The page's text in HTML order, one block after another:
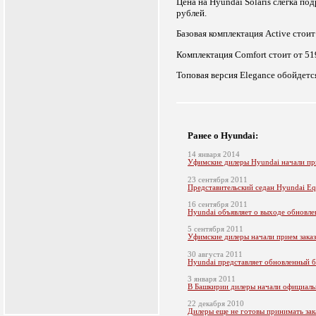
рублей.
Базовая комплектация Active
Комплектация Comfort стоит от
Топовая версия Elegance
Ранее о Hyundai:
14 января 2014
Уфимские дилеры Hyundai начали
23 сентября 2011
Представительский седан Hyundai
16 сентября 2011
Hyundai объявляет о выходе
5 сентября 2011
Уфимские дилеры начали прием
30 августа 2011
Hyundai представляет обновленный
3 января 2011
В Башкирии дилеры начали
22 декабря 2010
Дилеры еще не готовы принимать